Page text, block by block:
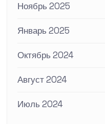
Ноябрь 2025
Январь 2025
Октябрь 2024
Август 2024
Июль 2024